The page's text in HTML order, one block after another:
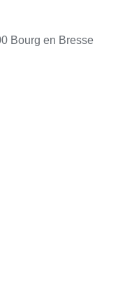
Bourg en Bresse